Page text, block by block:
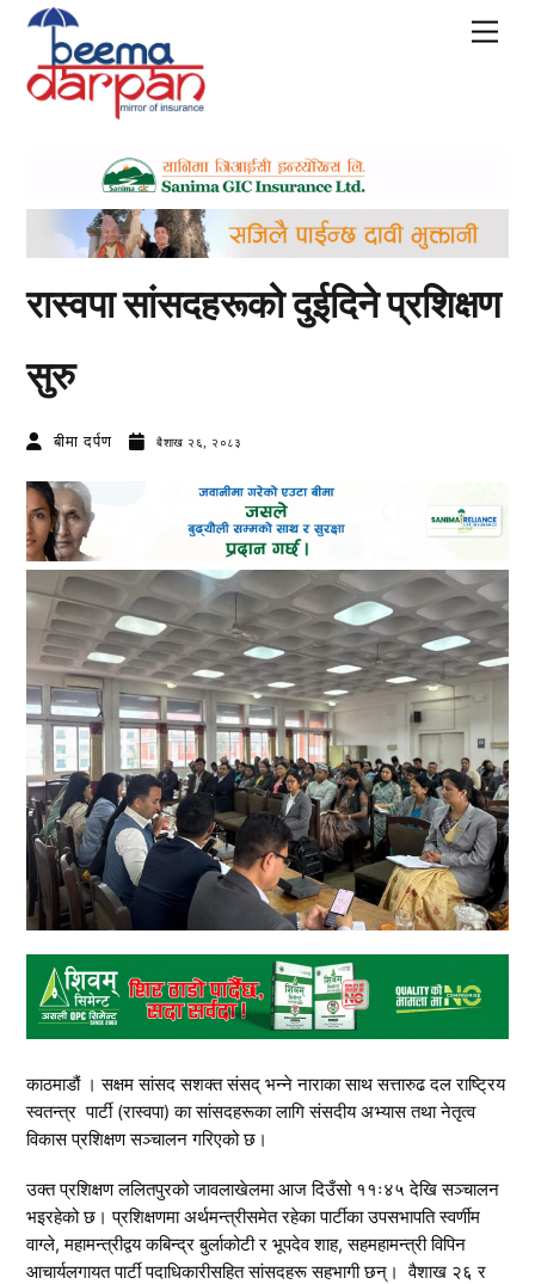
Skip
content
रास्वपा सांसदहरूको दुईदिने प्रशिक्षण
सुरु
बीमा दर्पण बैशाख २६, २०८३
काठमाडौं । सक्षम सांसद सशक्त संसद् भन्ने नाराका साथ सत्तारुढ दल राष्ट्रिय
स्वतन्त्र पार्टी (रास्वपा) का सांसदहरूका लागि संसदीय अभ्यास तथा नेतृत्व
विकास प्रशिक्षण सञ्चालन गरिएको छ।
उक्त प्रशिक्षण ललितपुरको जावलाखेलमा आज दिउँसो ११ः४५ देखि सञ्चालन
भइरहेको छ। प्रशिक्षणमा अर्थमन्त्रीसमेत रहेका पार्टीका उपसभापति स्वर्णीम
वाग्ले, महामन्त्रीद्वय कबिन्द्र बुर्लाकोटी र भूपदेव शाह, सहमहामन्त्री विपिन
आचार्यलगायत पार्टी पदाधिकारीसहित सांसदहरू सहभागी छन्। वैशाख २६ र